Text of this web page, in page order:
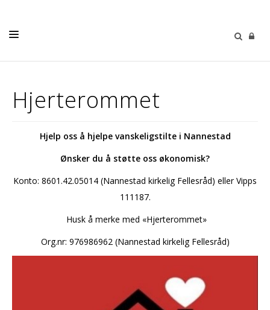
BARN OG UNGE
SØNDAGSTANKER
Hjerterommet
Hjelp oss å hjelpe vanskeligstilte i Nannestad
Ønsker du å støtte oss økonomisk?
Konto: 8601.42.05014 (Nannestad kirkelig Fellesråd) eller Vipps
111187.
Husk å merke med «Hjerterommet»
Org.nr: 976986962 (Nannestad kirkelig Fellesråd)